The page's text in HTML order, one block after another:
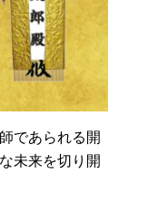
であられる開
未来を切り開